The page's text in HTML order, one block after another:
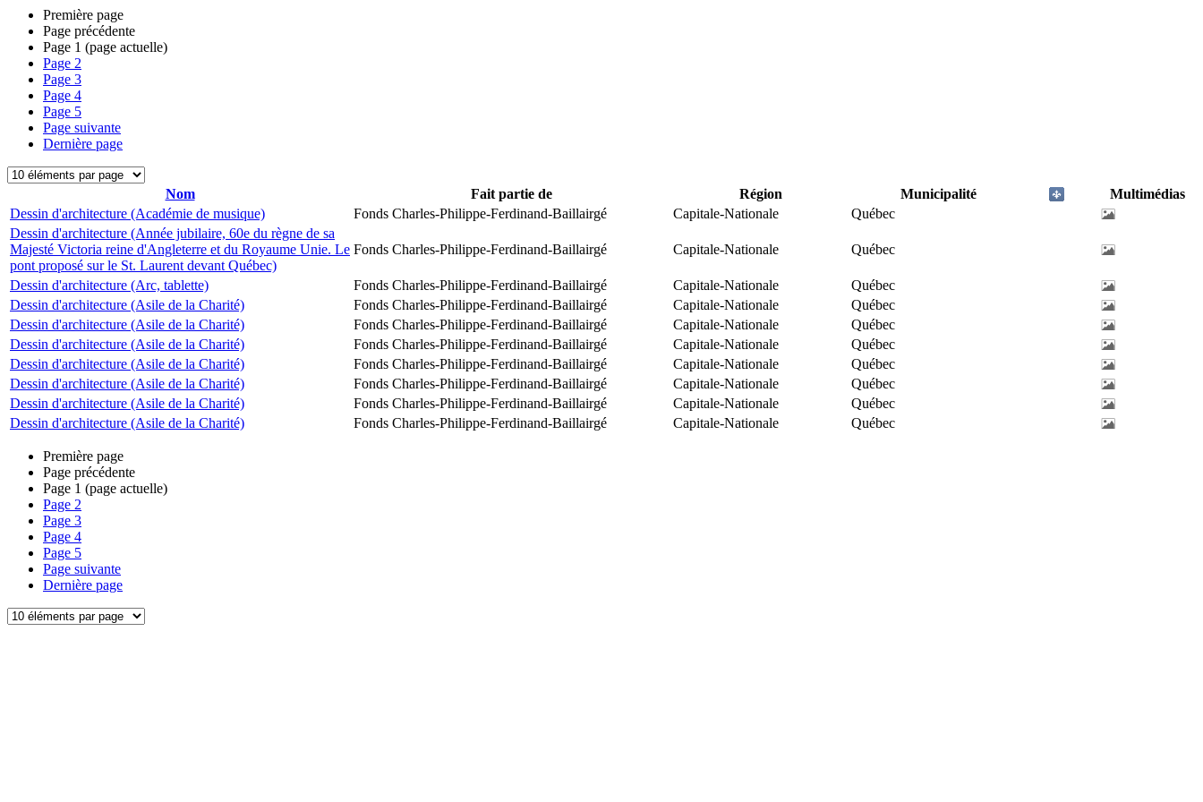
Première page
Page précédente
Page 1 (page actuelle)
Page 2
Page 3
Page 4
Page 5
Page suivante
Dernière page
Nom Fait partie de Région Municipalité
Multimédias
Dessin d'architecture (Académie de musique)
Fonds Charles-Philippe-Ferdinand-Baillairgé Capitale-Nationale
Québec
Dessin d'architecture (Année jubilaire, 60e du règne de sa
Majesté Victoria reine d'Angleterre et du Royaume Unie. Le
pont proposé sur le St. Laurent devant Québec)
Fonds Charles-Philippe-Ferdinand-Baillairgé Capitale-Nationale Québec
Dessin d'architecture (Arc, tablette) Fonds Charles-Philippe-Ferdinand-Baillairgé Capitale-Nationale
Québec
Dessin d'architecture (Asile de la Charité)
Fonds Charles-Philippe-Ferdinand-Baillairgé Capitale-Nationale
Québec
Dessin d'architecture (Asile de la Charité)
Fonds Charles-Philippe-Ferdinand-Baillairgé Capitale-Nationale
Québec
Dessin d'architecture (Asile de la Charité)
Fonds Charles-Philippe-Ferdinand-Baillairgé Capitale-Nationale
Québec
Dessin d'architecture (Asile de la Charité)
Fonds Charles-Philippe-Ferdinand-Baillairgé Capitale-Nationale
Québec
Dessin d'architecture (Asile de la Charité)
Fonds Charles-Philippe-Ferdinand-Baillairgé Capitale-Nationale
Québec
Dessin d'architecture (Asile de la Charité)
Fonds Charles-Philippe-Ferdinand-Baillairgé Capitale-Nationale
Québec
Dessin d'architecture (Asile de la Charité)
Fonds Charles-Philippe-Ferdinand-Baillairgé Capitale-Nationale Québec
Première page
Page précédente
Page 1 (page actuelle)
Page 2
Page 3
Page 4
Page 5
Page suivante
Dernière page